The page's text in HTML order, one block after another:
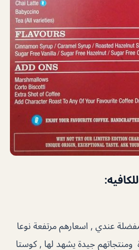
عندي , اسعارهم مرتفعة نوعا
ومنتجاتهم جيدة يشهد لها , كوستا